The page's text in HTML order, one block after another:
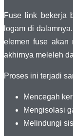
Fuse link bekerja
logam di
elemen fuse akan
akhirnya meleleh
Proses ini terjadi
Mencegah
Mengisolasi
Melindungi